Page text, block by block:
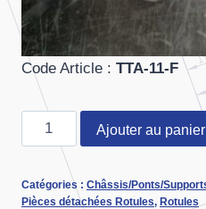
Code Article : TTA-11-F
quantité
de
à
Ajouter au panier
Catégories : Châssis/Ponts/
Pièces détachées Rotules, Rotules